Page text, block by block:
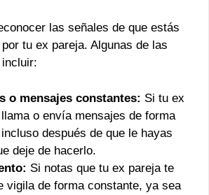
las señales de que estás
tu ex pareja. Algunas de las
o mensajes constantes: Si tu ex
o envía mensajes de forma
después de que le hayas
deje de hacerlo.
Si notas que tu ex pareja te
vigila de forma constante, ya sea